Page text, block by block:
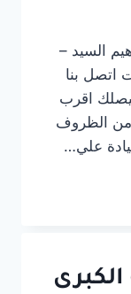
السيد –
اتصل بنا
على رقم 01012394944 ليصلك اقرب
من الظروف
علي…